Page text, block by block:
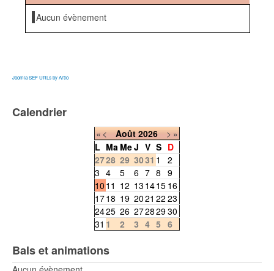
Aucun évènement
Joomla SEF URLs by Artio
Calendrier
«< Août 2026 >»
L Ma MeJ V S D
2728 29 3031 1
2
3 4 5 6 7 8 9
10 11 12 13 1415 16
1718 19 2021 22 23
2425 26 27282930
31 1 2 3 4 5 6
Bals et animations